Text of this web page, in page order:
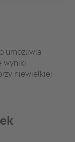
umożliwia
wyniki
niewielkiej